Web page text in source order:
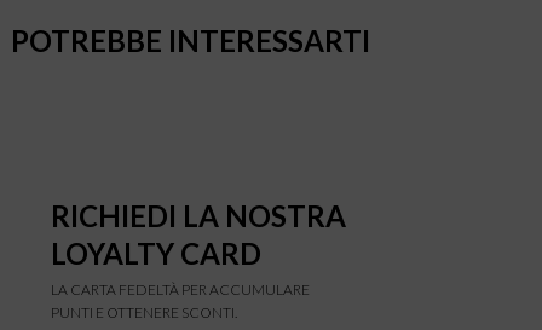
POTREBBE INTERESSARTI
RICHIEDI LA NOSTRA
LOYALTY CARD
LA CARTA FEDELTÀ PER ACCUMULARE
PUNTI E OTTENERE SCONTI.